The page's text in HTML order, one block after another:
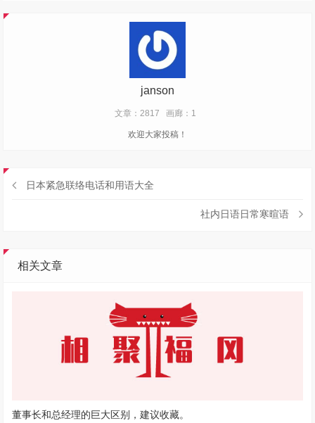
janson
文章：2817 画廊：1
欢迎大家投稿！
日本紧急联络电话和用语大全
社内日语日常寒暄语
相关文章
董事长和总经理的巨大区别，建议收藏。